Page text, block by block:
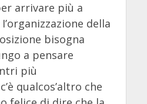
arrivare più a
della
bisogna
a pensare
più
qualcos’altro che